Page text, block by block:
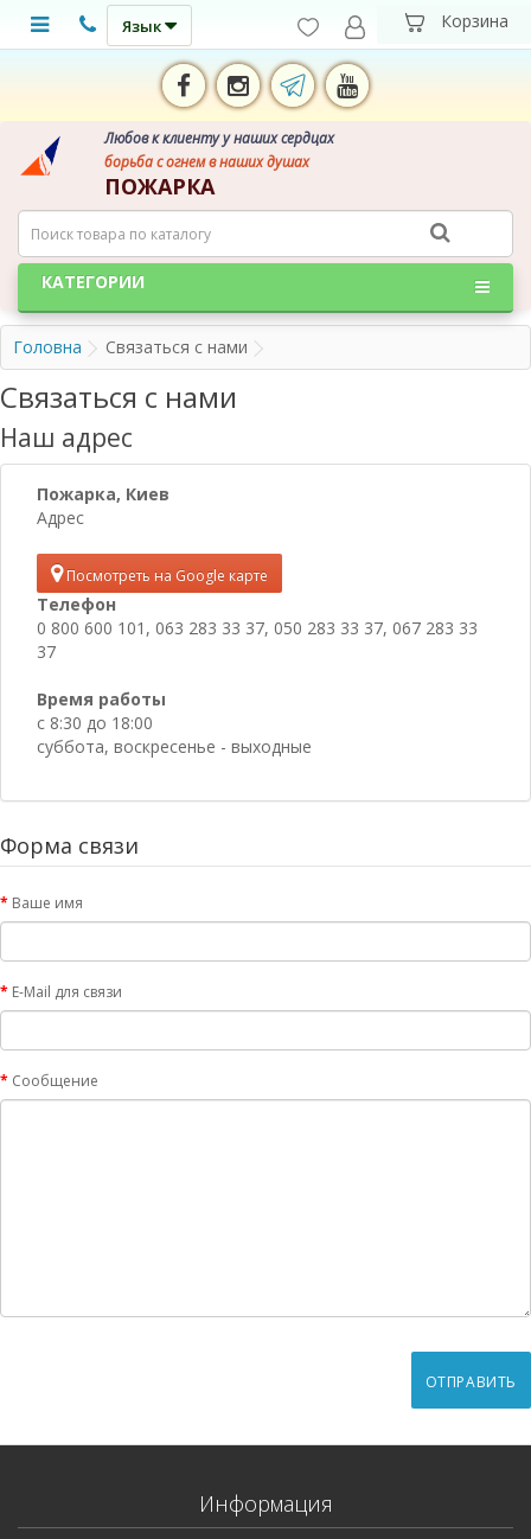
Язык
Любов к клиенту у наших сердцах
борьба с огнем в наших душах
ПОЖАРКА
КАТЕГОРИИ
Головна Связаться с нами
Связаться с нами
Наш адрес
Пожарка, Киев
Адрес
Посмотреть на Google карте
Телефон
0 800 600 101, 063 283 33 37, 050 283 33 37, 067 283 33
37
Время работы
с 8:30 до 18:00
суббота, воскресенье - выходные
Форма связи
Ваше имя
E-Mail для связи
Сообщение
Информация